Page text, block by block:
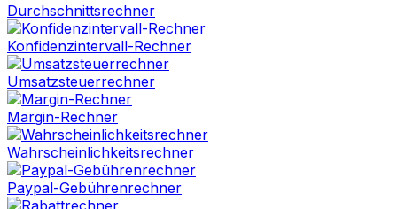
Durchschnittsrechner
Konfidenzintervall-Rechner
Umsatzsteuerrechner
Margin-Rechner
Wahrscheinlichkeitsrechner
Paypal-Gebührenrechner